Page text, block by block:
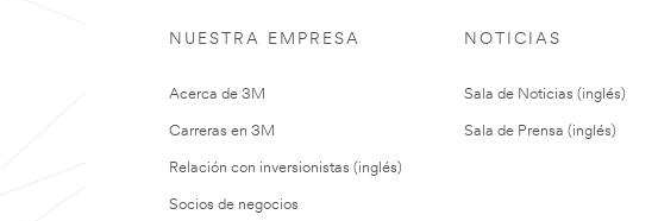
NUESTRA EMPRESA
Acerca de 3M
Carreras en 3M
Relación con inversionistas (inglés)
Socios de negocios
NOTICIAS
Sala de Noticias (inglés)
Sala de Prensa (inglés)